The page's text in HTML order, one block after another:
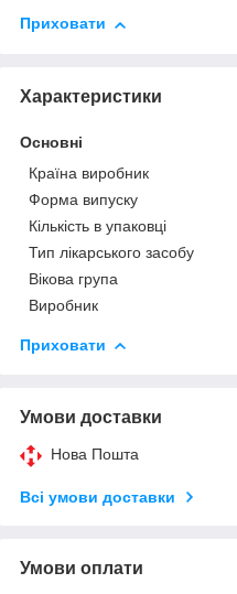
Приховати
Характеристики
Основні
Країна виробник
Форма випуску
Кількість в упаковці
Тип лікарського засобу
Вікова група
Виробник
Приховати
Умови доставки
Нова Пошта
Всі умови доставки
Умови оплати